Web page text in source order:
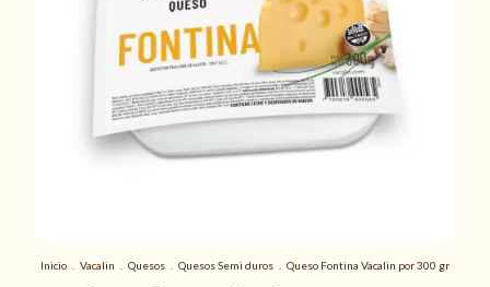
Inicio Vacalin Quesos Quesos Semi duros Queso Fontina Vacalin por 300 gr